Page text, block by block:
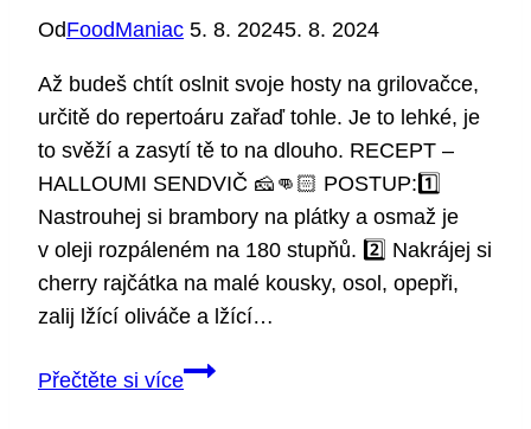
OdFoodManiac 5. 8. 20245. 8. 2024
Až budeš chtít oslnit svoje hosty na grilovačce,
určitě do repertoáru zařaď tohle. Je to lehké, je
to svěží a zasytí tě to na dlouho. RECEPT –
HALLOUMI SENDVIČ 🧀👊🏻 POSTUP:1️⃣
Nastrouhej si brambory na plátky a osmaž je
v oleji rozpáleném na 180 stupňů. 2️⃣ Nakrájej si
cherry rajčátka na malé kousky, osol, opepři,
zalij lžící oliváče a lžící…
Přečtěte si víceHALLOUMI